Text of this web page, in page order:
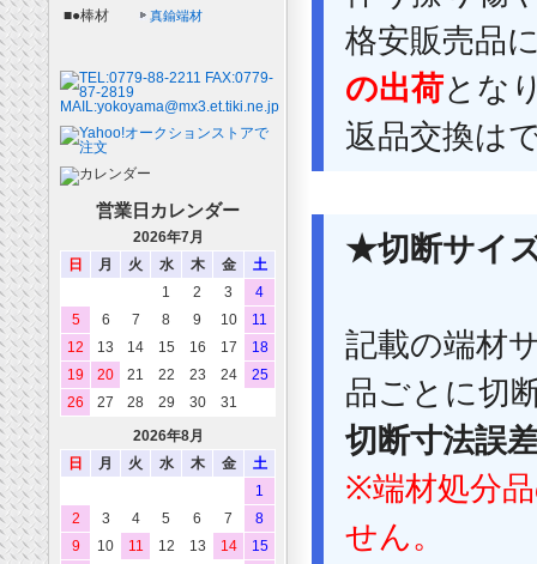
格安販売品
の出荷とな
返品交換は
★切断サイ
記載の端材
品ごとに切
切断寸法誤
※端材処分
せん。
■●棒材 真鍮端材
営業日カレンダー
2026年7月
日
月 火 水 木 金
土
1
2 3
4
5
6 7 8 9 10
11
12
13 14 15 16 17
18
19
20 21 22 23 24
25
26
27 28 29 30
31
2026年8月
日
月 火 水 木 金
土
1
2
3 4 5 6 7
8
9
10 11 12 13 14
15